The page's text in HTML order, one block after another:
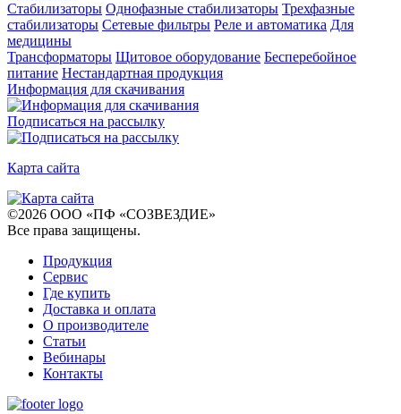
Стабилизаторы Однофазные стабилизаторы Трехфазные
стабилизаторы Сетевые фильтры Реле и автоматика Для
медицины
Трансформаторы Щитовое оборудование Бесперебойное
питание Нестандартная продукция
Информация для скачивания
Подписаться на рассылку
Карта сайта
©2026 ООО «ПФ «СОЗВЕЗДИЕ»
Все права защищены.
Продукция
Сервис
Где купить
Доставка и оплата
О производителе
Статьи
Вебинары
Контакты